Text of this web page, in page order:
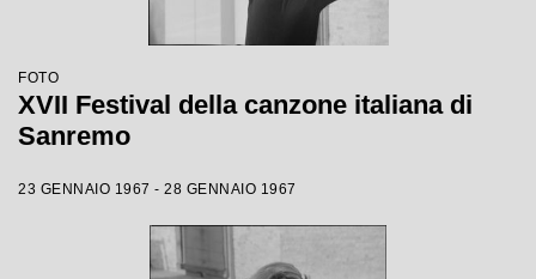
FOTO
XVII Festival della canzone italiana di
Sanremo
23 GENNAIO 1967 - 28 GENNAIO 1967